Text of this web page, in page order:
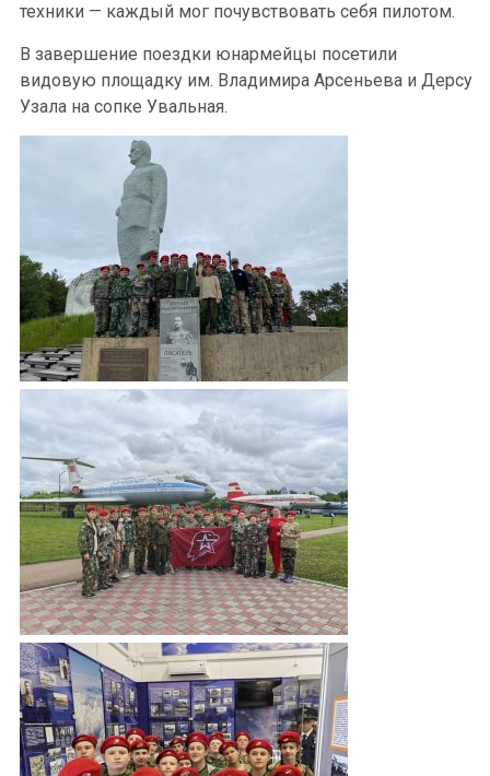
техники — каждый мог почувствовать себя пилотом.
В завершение поездки юнармейцы посетили
видовую площадку им. Владимира Арсеньева и Дерсу
Узала на сопке Увальная.